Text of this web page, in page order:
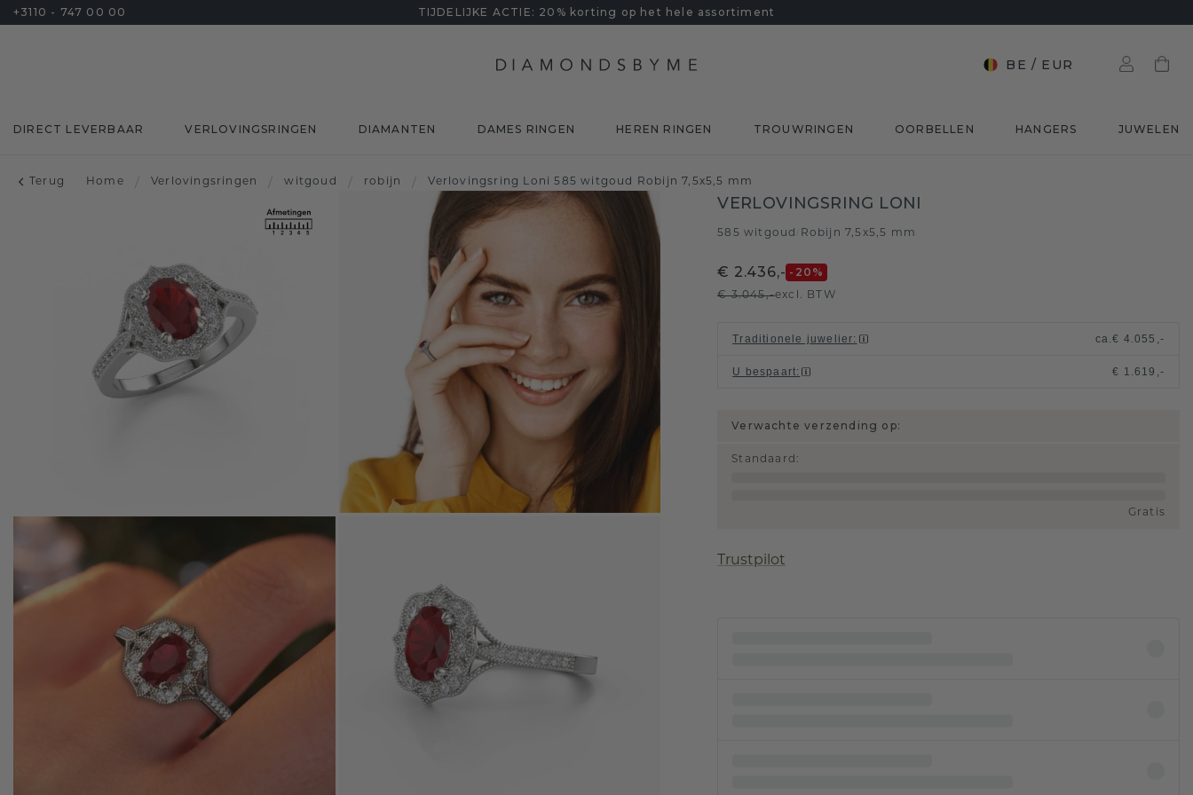
+3110 - 747 00 00 TIJDELIJKE ACTIE: 20% korting op het hele assortiment
BE / EUR
DIRECT LEVERBAAR VERLOVINGSRINGEN DIAMANTEN DAMES RINGEN HEREN RINGEN TROUWRINGEN OORBELLEN HANGERS JUWELEN
Terug Home / Verlovingsringen / witgoud / robijn / Verlovingsring Loni 585 witgoud Robijn 7,5x5,5 mm
VERLOVINGSRING LONI
585 witgoud Robijn 7,5x5,5 mm
€ 2.436,- -20 %
€ 3.045,-excl. BTW
Traditionele juwelier: ca.€ 4.055,-
U bespaart: € 1.619,-
Verwachte verzending op:
Standaard :
Gratis
Trustpilot